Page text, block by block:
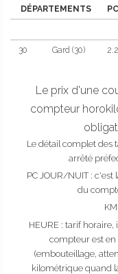
DÉPARTEMENTS PC
30 Gard (30) 2.2
Le prix d'une
compteur
Le détail complet des
arrêté
PC JOUR/NUIT :
du
HEURE : tarif
compteur est
(embouteillage,
kilométrique quand